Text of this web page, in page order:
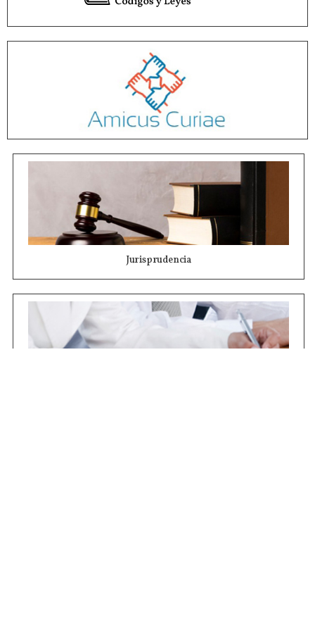
Jurisprudencia